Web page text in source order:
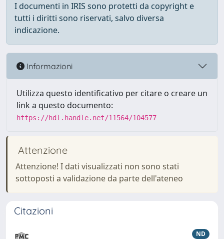
I documenti in IRIS sono protetti da copyright e
tutti i diritti sono riservati, salvo diversa
indicazione.
Informazioni
Utilizza questo identificativo per citare o creare un
link a questo documento:
https://hdl.handle.net/11564/104577
Attenzione
Attenzione! I dati visualizzati non sono stati
sottoposti a validazione da parte dell'ateneo
Citazioni
ND